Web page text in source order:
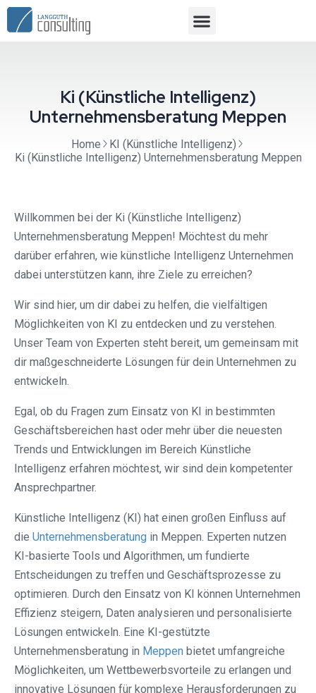
Ki (Künstliche Intelligenz)
Unternehmensberatung Meppen
Home
KI (Künstliche Intelligenz)
Ki (Künstliche Intelligenz) Unternehmensberatung Meppen
Willkommen bei der Ki (Künstliche Intelligenz)
Unternehmensberatung Meppen! Möchtest du mehr
darüber erfahren, wie künstliche Intelligenz Unternehmen
dabei unterstützen kann, ihre Ziele zu erreichen?
Wir sind hier, um dir dabei zu helfen, die vielfältigen
Möglichkeiten von KI zu entdecken und zu verstehen.
Unser Team von Experten steht bereit, um gemeinsam mit
dir maßgeschneiderte Lösungen für dein Unternehmen zu
entwickeln.
Egal, ob du Fragen zum Einsatz von KI in bestimmten
Geschäftsbereichen hast oder mehr über die neuesten
Trends und Entwicklungen im Bereich Künstliche
Intelligenz erfahren möchtest, wir sind dein kompetenter
Ansprechpartner.
Künstliche Intelligenz (KI) hat einen großen Einfluss auf
die Unternehmensberatung in Meppen. Experten nutzen
KI-basierte Tools und Algorithmen, um fundierte
Entscheidungen zu treffen und Geschäftsprozesse zu
optimieren. Durch den Einsatz von KI können Unternehmen
Effizienz steigern, Daten analysieren und personalisierte
Lösungen entwickeln. Eine KI-gestützte
Unternehmensberatung in Meppen bietet umfangreiche
Möglichkeiten, um Wettbewerbsvorteile zu erlangen und
innovative Lösungen für komplexe Herausforderungen zu